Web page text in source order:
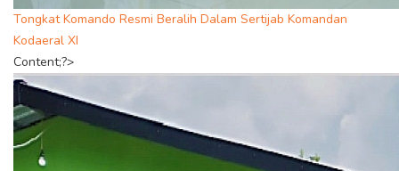
Tongkat Komando Resmi Beralih Dalam Sertijab Komandan
Kodaeral XI
Content;?>